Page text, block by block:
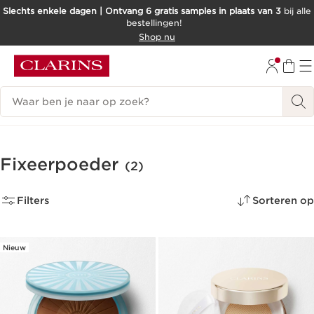
DOORGAAN NAAR INHOUD
Slechts enkele dagen | Ontvang 6 gratis samples in plaats van 3 bij alle
bestellingen!
Shop nu
Zoekgeschiedenis
Fixeerpoeder (2)
Filters Sorteren op
Nieuw